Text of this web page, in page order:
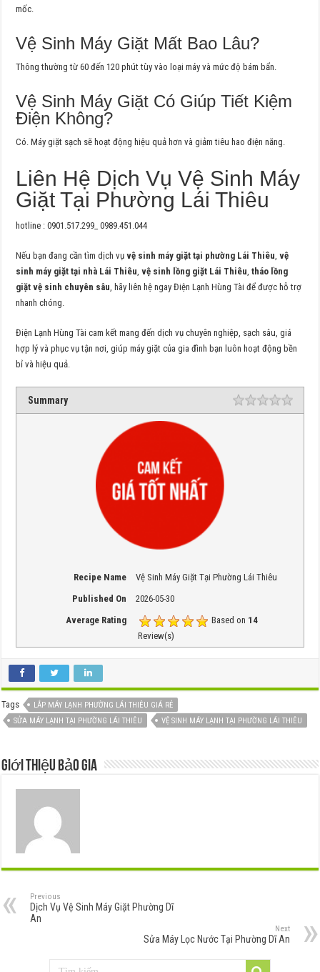
mốc.
Vệ Sinh Máy Giặt Mất Bao Lâu?
Thông thường từ 60 đến 120 phút tùy vào loại máy và mức độ bám bẩn.
Vệ Sinh Máy Giặt Có Giúp Tiết Kiệm
Điện Không?
Có. Máy giặt sạch sẽ hoạt động hiệu quả hơn và giảm tiêu hao điện năng.
Liên Hệ Dịch Vụ Vệ Sinh Máy
Giặt Tại Phường Lái Thiêu
hotline : 0901.517.299_ 0989.451.044
Nếu bạn đang cần tìm dịch vụvệ sinh máy giặt tại phường Lái Thiêu ,vệ
sinh máy giặt tại nhà Lái Thiêu ,vệ sinh lồng giặt Lái Thiêu ,tháo lồng
giặt vệ sinh chuyên sâu , hãy liên hệ ngay Điện Lạnh Hùng Tài để được hỗ trợ
nhanh chóng.
Điện Lạnh Hùng Tài cam kết mang đến dịch vụ chuyên nghiệp, sạch sâu, giá
hợp lý và phục vụ tận nơi, giúp máy giặt của gia đình bạn luôn hoạt động bền
bỉ và hiệu quả.
Summary Rating 1 star
2
3
4
5
Recipe Name
Vệ Sinh Máy Giặt Tại Phường Lái Thiêu
Published On
2026-05-30
Average Rating
Based on 14
Review(s)
Tags
LẮP MÁY LẠNH PHƯỜNG LÁI THIÊU GIÁ RẺ
SỬA MÁY LẠNH TẠI PHƯỜNG LÁI THIÊU
VỆ SINH MÁY LẠNH TẠI PHƯỜNG LÁI THIÊU
Giới thiệu Bảo Gia
Previous
Dịch Vụ Vệ Sinh Máy Giặt Phường Dĩ
An
Next
Sửa Máy Lọc Nước Tại Phường Dĩ An